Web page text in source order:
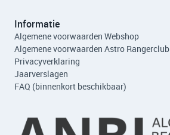
Informatie
Algemene voorwaarden Webshop
Algemene voorwaarden Astro Rangerclub
Privacyverklaring
Jaarverslagen
FAQ (binnenkort beschikbaar)